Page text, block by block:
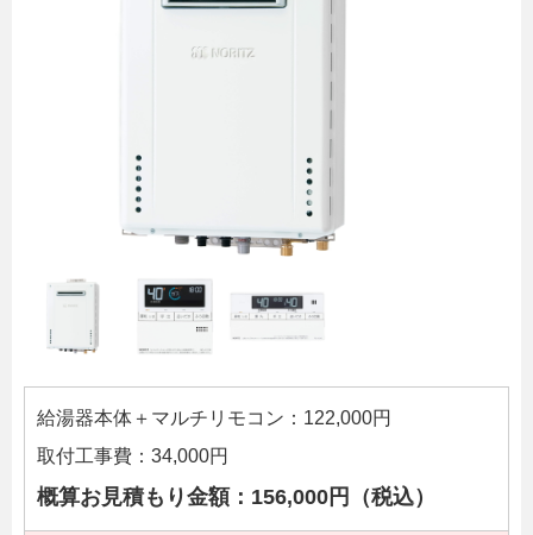
給湯器本体＋マルチリモコン：122,000円
取付工事費：34,000円
概算お見積もり金額：156,000円（税込）